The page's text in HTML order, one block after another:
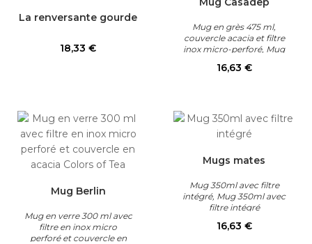
La renversante gourde
Prix
18,33 €
Mug en grès 475 ml,
couvercle acacia et filtre
inox micro-perforé, Mug
acacia et filtre inox micro-
Prix
16,63 €
Mug Berlin
Mug en verre 300 ml avec
filtre en inox micro
perforé et couvercle en
Mugs mates
Mug 350ml avec filtre
intégré, Mug 350ml avec
filtre intégré
Prix
16,63 €